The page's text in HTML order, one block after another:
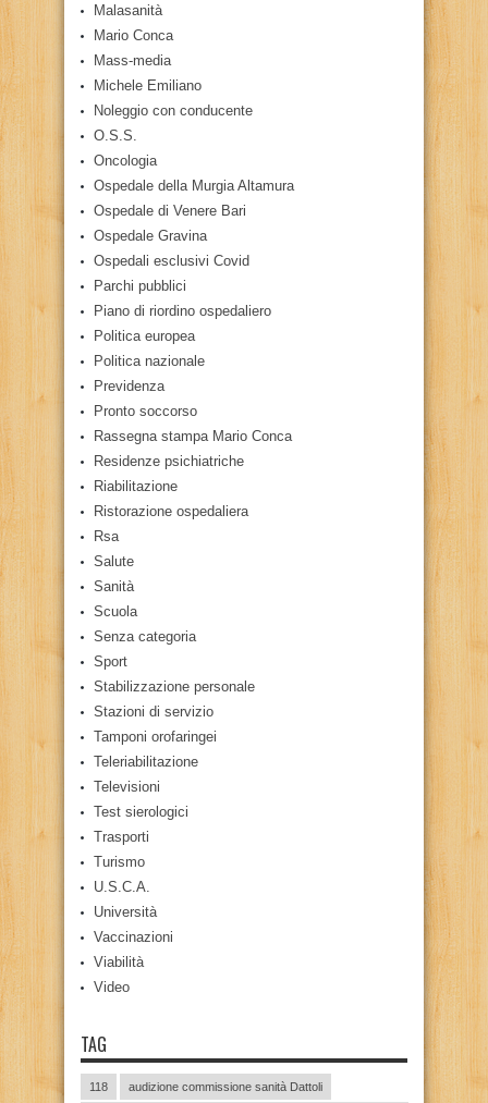
Malasanità
Mario Conca
Mass-media
Michele Emiliano
Noleggio con conducente
O.S.S.
Oncologia
Ospedale della Murgia Altamura
Ospedale di Venere Bari
Ospedale Gravina
Ospedali esclusivi Covid
Parchi pubblici
Piano di riordino ospedaliero
Politica europea
Politica nazionale
Previdenza
Pronto soccorso
Rassegna stampa Mario Conca
Residenze psichiatriche
Riabilitazione
Ristorazione ospedaliera
Rsa
Salute
Sanità
Scuola
Senza categoria
Sport
Stabilizzazione personale
Stazioni di servizio
Tamponi orofaringei
Teleriabilitazione
Televisioni
Test sierologici
Trasporti
Turismo
U.S.C.A.
Università
Vaccinazioni
Viabilità
Video
TAG
118 audizione commissione sanità Dattoli